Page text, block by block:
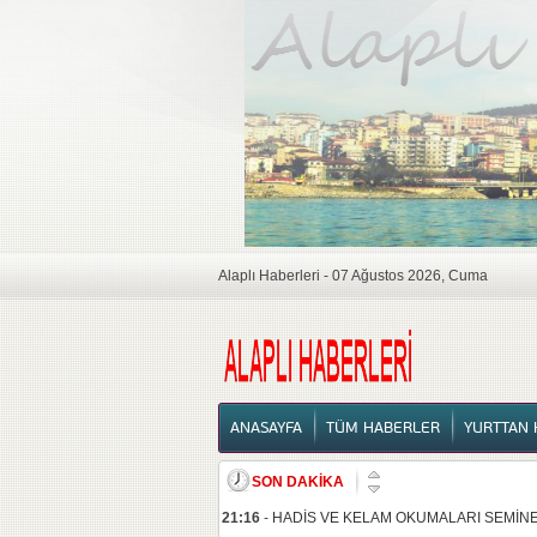
Alaplı Haberleri - 07 Ağustos 2026, Cuma
ANASAYFA
ANASAYFA TÜM HABERLER YURTTAN
SON DAKİKA
21:16 - HADİS VE KELAM OKUMALARI